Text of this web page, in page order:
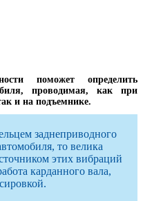
поможет определить
проводимая, как при
и на подъемнике.
заднеприводного
то велика
этих вибраций
карданного вала,